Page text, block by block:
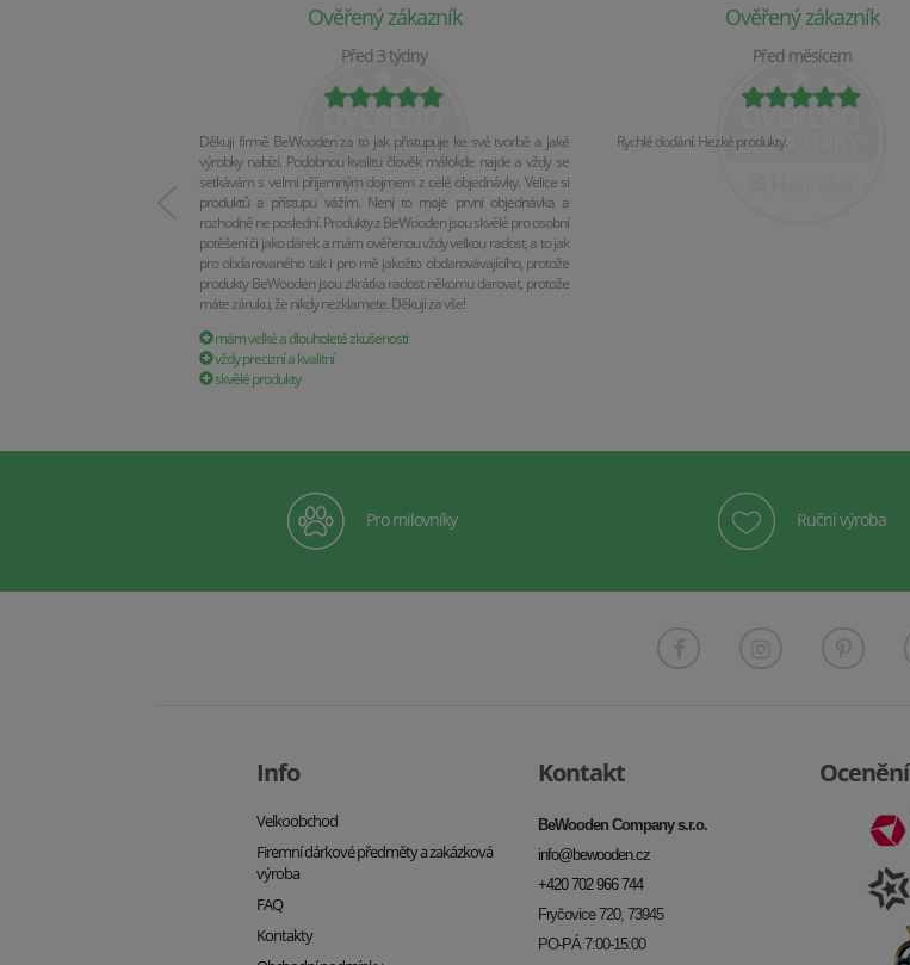
Ověřený zákazník
Před 3 týdny
Děkuji firmě BeWooden za to jak přistupuje ke své tvorbě a jaké
výrobky nabízí. Podobnou kvalitu člověk málokde najde a vždy se
setkávám s velmi příjemným dojmem z celé objednávky. Velice si
produktů a přístupu vážím. Není to moje první objednávka a
rozhodně ne poslední. Produkty z BeWooden jsou skvělé pro osobní
potěšení či jako dárek a mám ověřenou vždy velkou radost, a to jak
pro obdarovaného tak i pro mě jakožto obdarovávajícího, protože
produkty BeWooden jsou zkrátka radost někomu darovat, protože
máte záruku, že nikdy nezklamete. Děkuji za vše!
mám velké a dlouholeté zkušenosti
vždy precizní a kvalitní
skvělé produkty
Ověřený zákazník
Před měsícem
Rychlé dodání. Hezké produkty.
Pro milovníky Ruční výroba
Info
Velkoobchod
Firemní dárkové předměty a zakázková
výroba
FAQ
Kontakty
Kontakt
BeWooden Company s.r.o.
info@bewooden.cz
+420 702 966 744
Fryčovice 720, 73945
PO-PÁ 7:00-15:00
Ocenění